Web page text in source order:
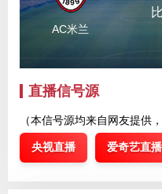
AC米兰
直播信号源
（本信号源均来自网友提供
央视直播 爱奇艺直播